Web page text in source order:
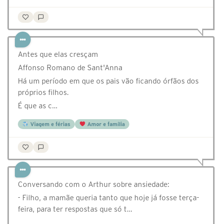
Antes que elas cresçam
Affonso Romano de Sant'Anna
Há um período em que os pais vão ficando órfãos dos
próprios filhos.
É que as c…
Viagem e férias Amor e família
Conversando com o Arthur sobre ansiedade:
- Filho, a mamãe queria tanto que hoje já fosse terça-
feira, para ter respostas que só t…